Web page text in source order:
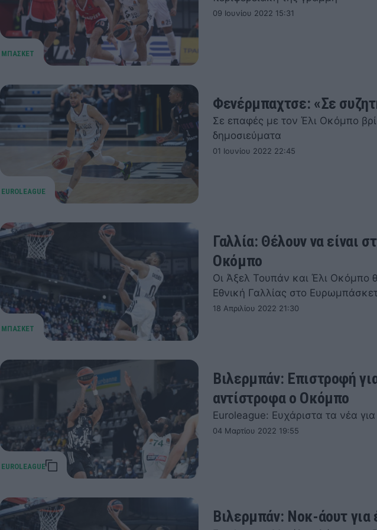
09 Ιουνίου 2022 15:31
Φενέρμπαχτσε: «Σε
Σε επαφές με τον Έλι Οκόμπο
δημοσιεύματα
01 Ιουνίου 2022 22:45
Γαλλία: Θέλουν να είναι
Οκόμπο
Οι Άξελ Τουπάν και Έλι Οκόμπο
Εθνική Γαλλίας στο
18 Απριλίου 2022 21:30
Bιλερμπάν: Επιστροφή
αντίστροφα ο Οκόμπο
Euroleague: Ευχάριστα τα νέα
04 Μαρτίου 2022 19:55
Βιλερμπάν: Νοκ-άουτ